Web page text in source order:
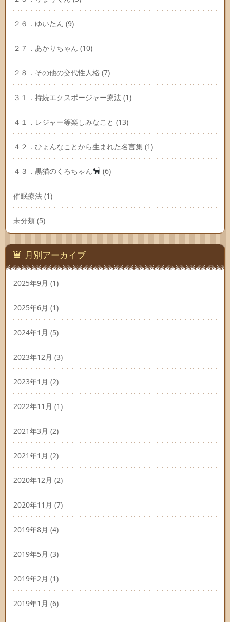
２６．ゆいたん (9)
２７．あかりちゃん (10)
２８．その他の交代性人格 (7)
３１．持続エクスポージャー療法 (1)
４１．レジャー等楽しみなこと (13)
４２．ひょんなことから生まれた名言集 (1)
４３．黒猫のくろちゃん (6)
催眠療法 (1)
未分類 (5)
月別アーカイブ
2025年9月 (1)
2025年6月 (1)
2024年1月 (5)
2023年12月 (3)
2023年1月 (2)
2022年11月 (1)
2021年3月 (2)
2021年1月 (2)
2020年12月 (2)
2020年11月 (7)
2019年8月 (4)
2019年5月 (3)
2019年2月 (1)
2019年1月 (6)